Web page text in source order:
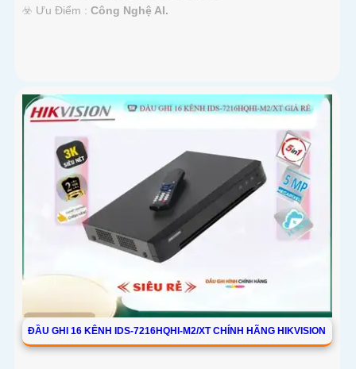
️☣️ Ưu Điểm : Công Nghệ AI.
ĐẦU GHI 16 KÊNH IDS-7216HQHI-M2/XT CHÍNH HÃNG HIKVISION